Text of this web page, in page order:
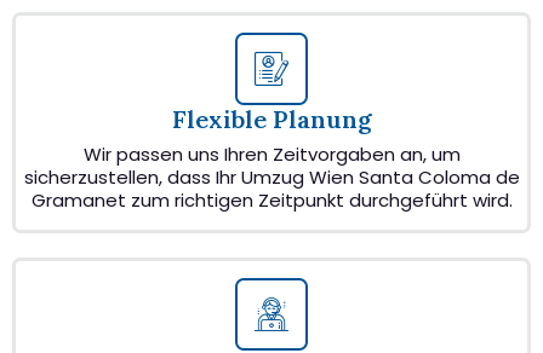
Flexible Planung
Wir passen uns Ihren Zeitvorgaben an, um
sicherzustellen, dass Ihr Umzug Wien Santa Coloma de
Gramanet zum richtigen Zeitpunkt durchgeführt wird.